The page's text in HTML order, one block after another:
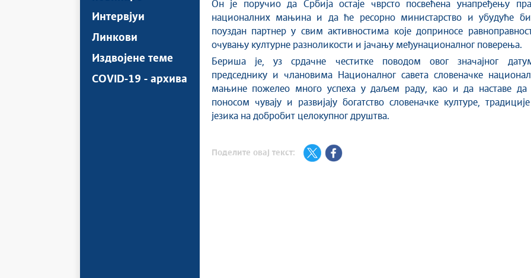
Интервјуи
Линкови
Издвојене теме
COVID-19 - архива
Он је поручио да Србија остаје чврсто посвећена унапређењу
националних мањина и да ће ресорно министарство и убудуће
поуздан партнер у свим активностима које доприносе
очувању културне разноликости и јачању међунационалног поверења.
Бериша је, уз срдачне честитке поводом овог значајног
председнику и члановима Националног савета словеначке
мањине пожелео много успеха у даљем раду, као и да наставе да
поносом чувају и развијају богатство словеначке културе,
језика на добробит целокупног друштва.
Поделите овај текст: